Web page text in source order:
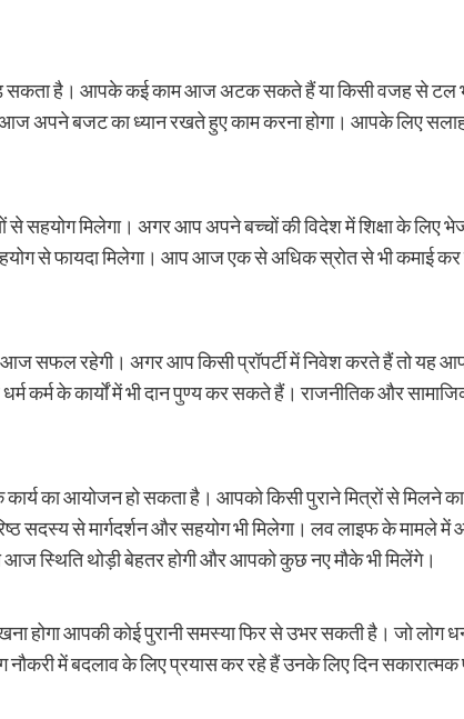
सकता है। आपके कई काम आज अटक सकते हैं या किसी वजह से टल
अपने बजट का ध्यान रखते हुए काम करना होगा। आपके लिए सलाह
सहयोग मिलेगा। अगर आप अपने बच्चों की विदेश में शिक्षा के लिए
से फायदा मिलेगा। आप आज एक से अधिक स्रोत से भी कमाई कर
रहेगी। अगर आप किसी प्रॉपर्टी में निवेश करते हैं तो यह
के कार्यों में भी दान पुण्य कर सकते हैं। राजनीतिक और
का आयोजन हो सकता है। आपको किसी पुराने मित्रों से मिलने
सदस्य से मार्गदर्शन और सहयोग भी मिलेगा। लव लाइफ के मामले
स्थिति थोड़ी बेहतर होगी और आपको कुछ नए मौके भी मिलेंगे।
आपकी कोई पुरानी समस्या फिर से उभर सकती है। जो लोग
में बदलाव के लिए प्रयास कर रहे हैं उनके लिए दिन सकारात्मक